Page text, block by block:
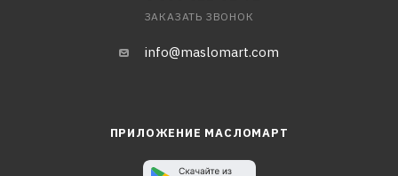
ЗАКАЗАТЬ ЗВОНОК
info@maslomart.com
ПРИЛОЖЕНИЕ МАСЛОМАРТ